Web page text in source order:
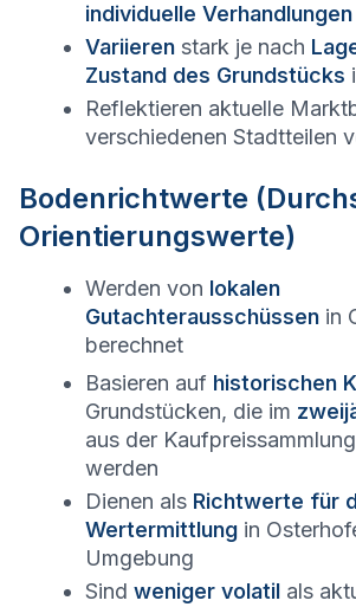
individuelle Verhandlungen
Variieren stark je nach
Zustand des Grundstücks
Reflektieren aktuelle
verschiedenen Stadtteilen
Bodenrichtwerte
Orientierungswerte)
Werden von lokalen
Gutachterausschüssen in
berechnet
Basieren auf historischen
Grundstücken, die im
aus der
werden
Dienen als Richtwerte für
Wertermittlung in
Umgebung
Sind weniger volatil als